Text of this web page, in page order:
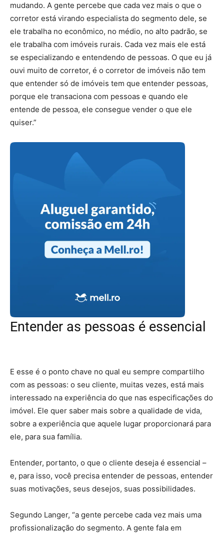
mudando. A gente percebe que cada vez mais o que o
corretor está virando especialista do segmento dele, se
ele trabalha no econômico, no médio, no alto padrão, se
ele trabalha com imóveis rurais. Cada vez mais ele está
se especializando e entendendo de pessoas. O que eu já
ouvi muito de corretor, é o corretor de imóveis não tem
que entender só de imóveis tem que entender pessoas,
porque ele transaciona com pessoas e quando ele
entende de pessoa, ele consegue vender o que ele
quiser.”
Entender as pessoas é essencial
E esse é o ponto chave no qual eu sempre compartilho
com as pessoas: o seu cliente, muitas vezes, está mais
interessado na experiência do que nas especificações do
imóvel. Ele quer saber mais sobre a qualidade de vida,
sobre a experiência que aquele lugar proporcionará para
ele, para sua família.
Entender, portanto, o que o cliente deseja é essencial –
e, para isso, você precisa entender de pessoas, entender
suas motivações, seus desejos, suas possibilidades.
Segundo Langer, “a gente percebe cada vez mais uma
profissionalização do segmento. A gente fala em